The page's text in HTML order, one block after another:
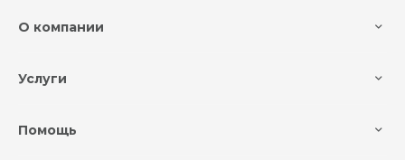
О компании
Услуги
Помощь